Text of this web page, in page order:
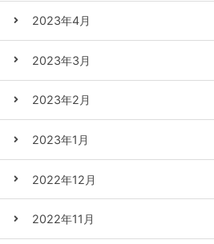
2023年4月
2023年3月
2023年2月
2023年1月
2022年12月
2022年11月